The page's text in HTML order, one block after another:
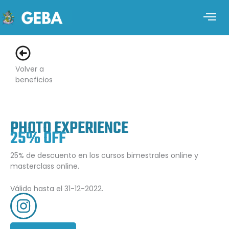
Volver a
beneficios
PHOTO EXPERIENCE
25% OFF
25% de descuento en los cursos bimestrales online y
masterclass online.
Válido hasta el 31-12-2022.